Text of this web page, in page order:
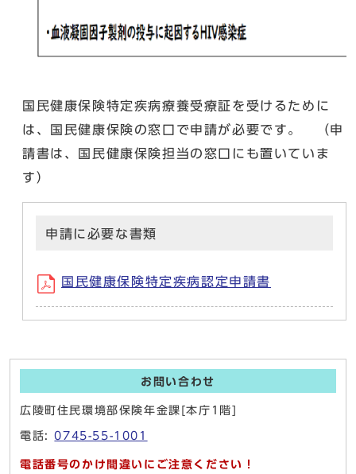
国民健康保険特定疾病療養受療証を受けるために
は、国民健康保険の窓口で申請が必要です。 （申
請書は、国民健康保険担当の窓口にも置いていま
す）
申請に必要な書類
国民健康保険特定疾病認定申請書
お問い合わせ
広陵町住民環境部保険年金課[本庁1階]
電話:0745-55-1001
電話番号のかけ間違いにご注意ください！